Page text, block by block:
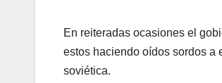
En reiteradas ocasiones el
estos haciendo oídos sordos a
soviética.